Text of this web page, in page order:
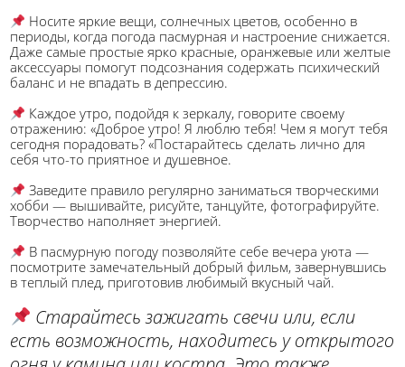
Носите яркие вещи, солнечных цветов, особенно в
периоды, когда погода пасмурная и настроение снижается.
Даже самые простые ярко красные, оранжевые или желтые
аксессуары помогут подсознания содержать психический
баланс и не впадать в депрессию.
Каждое утро, подойдя к зеркалу, говорите своему
отражению: «Доброе утро! Я люблю тебя! Чем я могут тебя
сегодня порадовать? «Постарайтесь сделать лично для
себя что-то приятное и душевное.
Заведите правило регулярно заниматься творческими
хобби — вышивайте, рисуйте, танцуйте, фотографируйте.
Творчество наполняет энергией.
В пасмурную погоду позволяйте себе вечера уюта —
посмотрите замечательный добрый фильм, завернувшись
в теплый плед, приготовив любимый вкусный чай.
Старайтесь зажигать свечи или, если
есть возможность, находитесь у открытого